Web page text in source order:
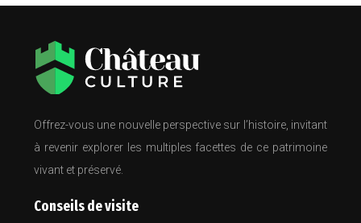
Offrez-vous une nouvelle perspective sur l’histoire, invitant
à revenir explorer les multiples facettes de ce patrimoine
vivant et préservé.
Conseils de visite